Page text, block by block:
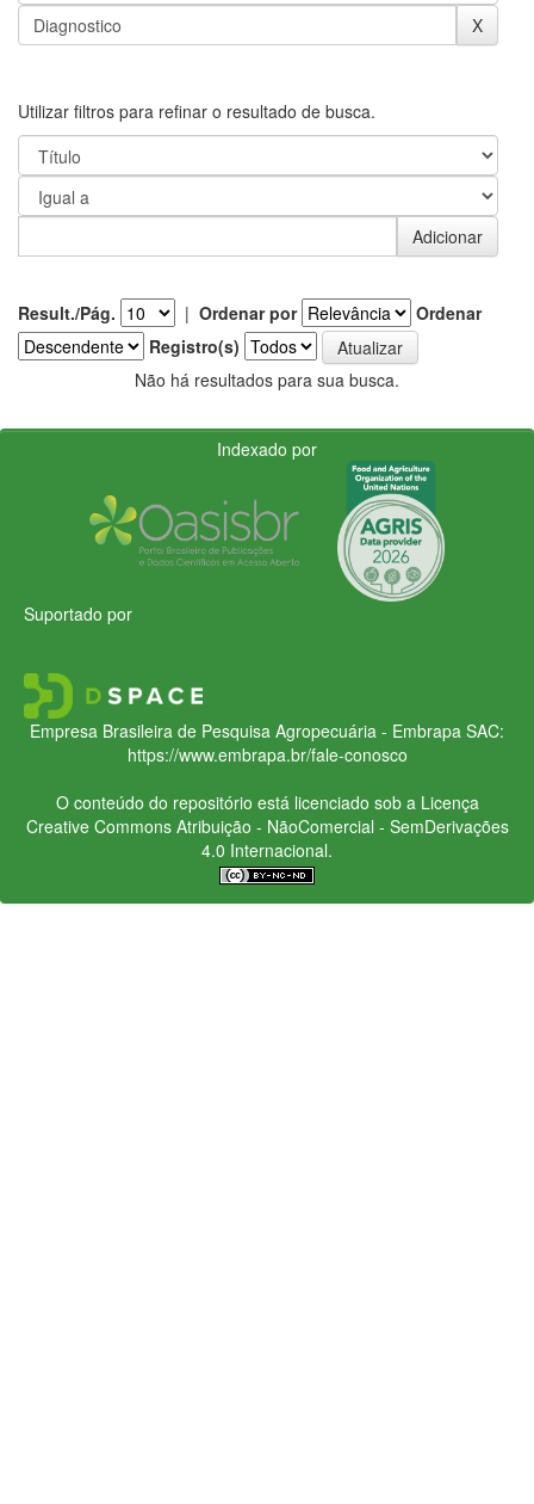
Utilizar filtros para refinar o resultado de busca.
Result./Pág. | Ordenar por
Ordenar
Registro(s)
Não há resultados para sua busca.
Indexado por
Suportado por
Empresa Brasileira de Pesquisa Agropecuária - Embrapa SAC:
https://www.embrapa.br/fale-conosco
O conteúdo do repositório está licenciado sob a Licença
Creative CommonsAtribuição - NãoComercial - SemDerivações
4.0 Internacional.